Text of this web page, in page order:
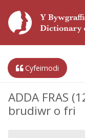
Cyfeirnodi
ADDA FRAS
brudiwr o fri